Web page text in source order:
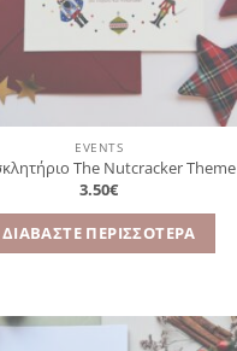
EVENTS
The Nutcracker Theme
3.50€
ΔΙΑΒΆΣΤΕ ΠΕΡΙΣΣΌΤΕΡΑ